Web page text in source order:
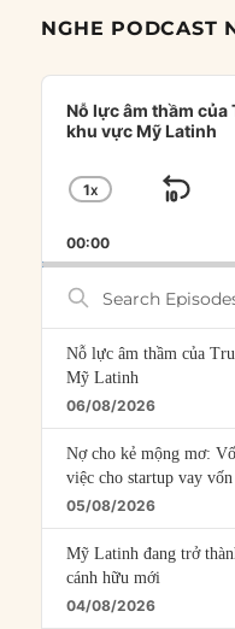
NGHE PODCAST
Audio
Player
Nỗ lực âm thầm
khu vực Mỹ Latinh
CHANGE
RATE
1X
00:00
Search
Episodes
Nỗ lực âm thầm của
Mỹ Latinh
06/08/2026
Nợ cho kẻ mộng mơ:
việc cho startup vay vốn
05/08/2026
Mỹ Latinh đang trở
cánh hữu mới
04/08/2026